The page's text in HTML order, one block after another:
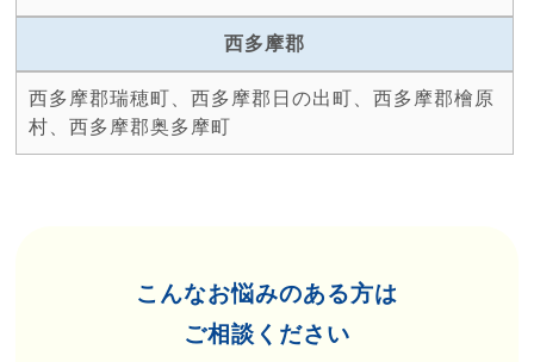
西多摩郡
西多摩郡瑞穂町、西多摩郡日の出町、西多摩郡檜原
村、西多摩郡奥多摩町
こんなお悩みのある方は
ご相談ください